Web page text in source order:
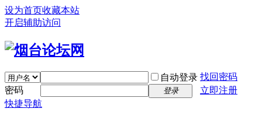
设为首页收藏本站
开启辅助访问
自动登录 找回密码
密码
登录
立即注册
快捷导航